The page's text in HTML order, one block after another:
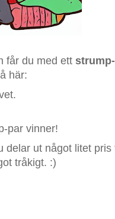
får du med ett
här:
par vinner!
delar ut något litet pris
tråkigt. :)